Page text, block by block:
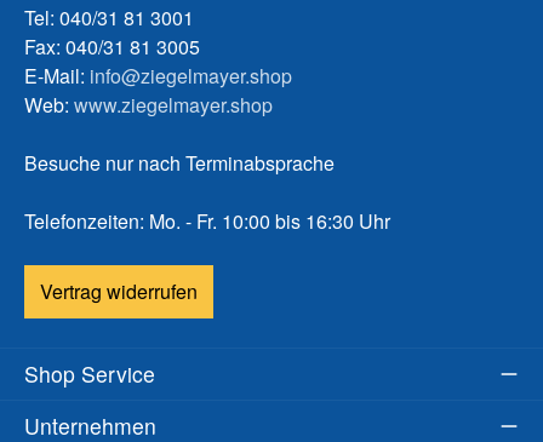
Tel: 040/31 81 3001
Fax: 040/31 81 3005
E-Mail: info@ziegelmayer.shop
Web: www.ziegelmayer.shop
Besuche nur nach Terminabsprache
Telefonzeiten: Mo. - Fr. 10:00 bis 16:30 Uhr
Vertrag widerrufen
Shop Service
Unternehmen